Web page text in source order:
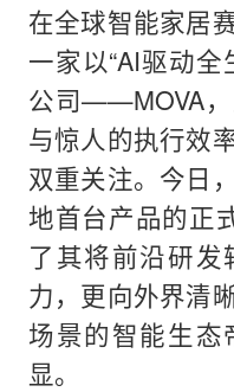
在全球智能家居
一家以“AI驱动
公司——MOVA
与惊人的执行效
双重关注。今日
地首台产品的正
了其将前沿研
力，更向外界清
场景的智能生态
显。